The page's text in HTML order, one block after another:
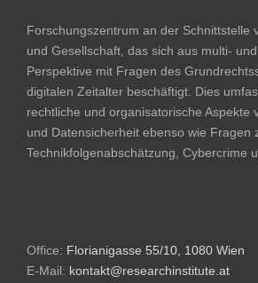
Forschungszentrum an der Schnittstelle
und Gesellschaft, das sich aus multi-
Perspektive mit Fragen des
digitalen Zeitalter beschäftigt. Dies
rechtliche und organisatorische Aspekte
und Datensicherheit ebenso wie Fragen
Technikfolgenabschätzung, Cybercrime
Office: Florianigasse 55/10, 1080 Wien
E-Mail: kontakt@researchinstitute.at